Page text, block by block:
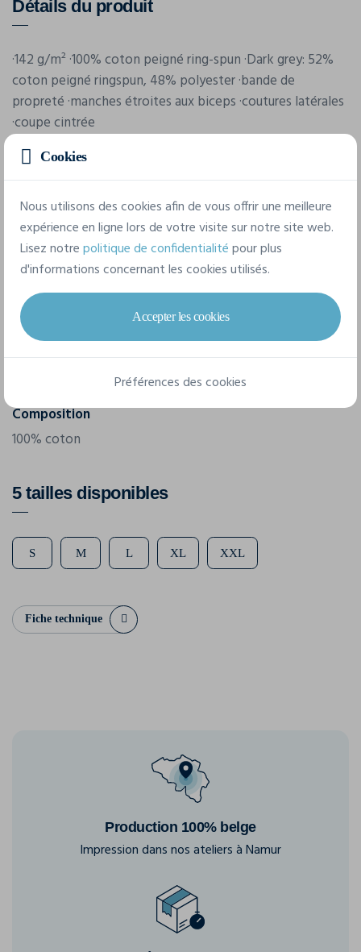
Détails du produit
·142 g/m² ·100% coton peigné ring-spun ·Dark grey: 52%
coton peigné ringspun, 48% polyester ·bande de
propreté ·manches étroites aux biceps ·coutures latérales
·coupe cintrée
Caractéristiques
Marque
Bella-Canvas
Référence
3005
Grammage
Composition
100% coton
5 tailles disponibles
S M L XL XXL
Fiche technique
Production 100% belge
Impression dans nos ateliers à Namur
Cookies
Nous utilisons des cookies afin de vous offrir une meilleure
expérience en ligne lors de votre visite sur notre site web.
Lisez notrepolitique de confidentialitépour plus
d'informations concernant les cookies utilisés.
Accepter les cookies
Préférences des cookies